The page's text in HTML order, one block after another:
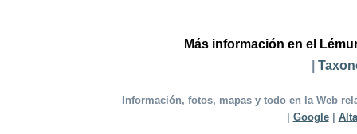
Más información en el
Información, fotos, mapas y todo en la Web
Google|